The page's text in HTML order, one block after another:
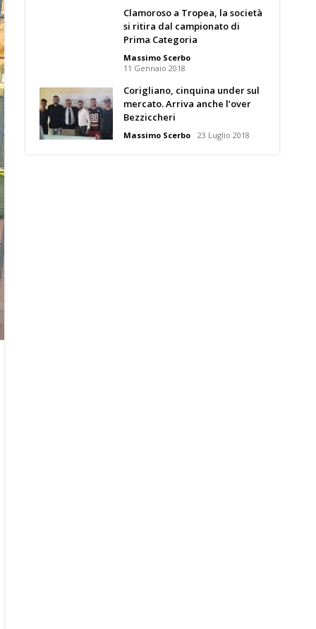
Clamoroso a Tropea, la società
si ritira dal campionato di
Prima Categoria
Massimo Scerbo
11 Gennaio 2018
Corigliano, cinquina under sul
mercato. Arriva anche l’over
Bezziccheri
Massimo Scerbo 23 Luglio 2018